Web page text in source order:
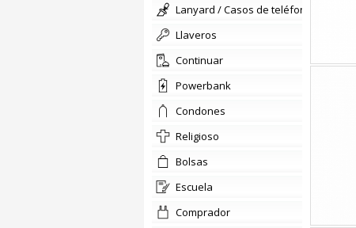
lanyard / Casos de teléfono
llaveros
Continuar
Powerbank
condones
religioso
bolsas
escuela
comprador